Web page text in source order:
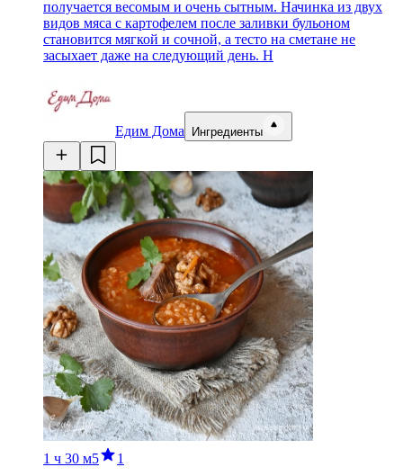
получается весомым и очень сытным. Начинка из двух
видов мяса с картофелем после заливки бульоном
становится мягкой и сочной, а тесто на сметане не
засыхает даже на следующий день. Н
Едим Дома Ингредиенты
1 ч 30 м5 1